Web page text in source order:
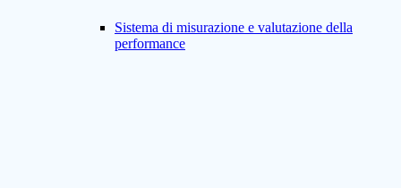
Sistema di misurazione e valutazione della
performance